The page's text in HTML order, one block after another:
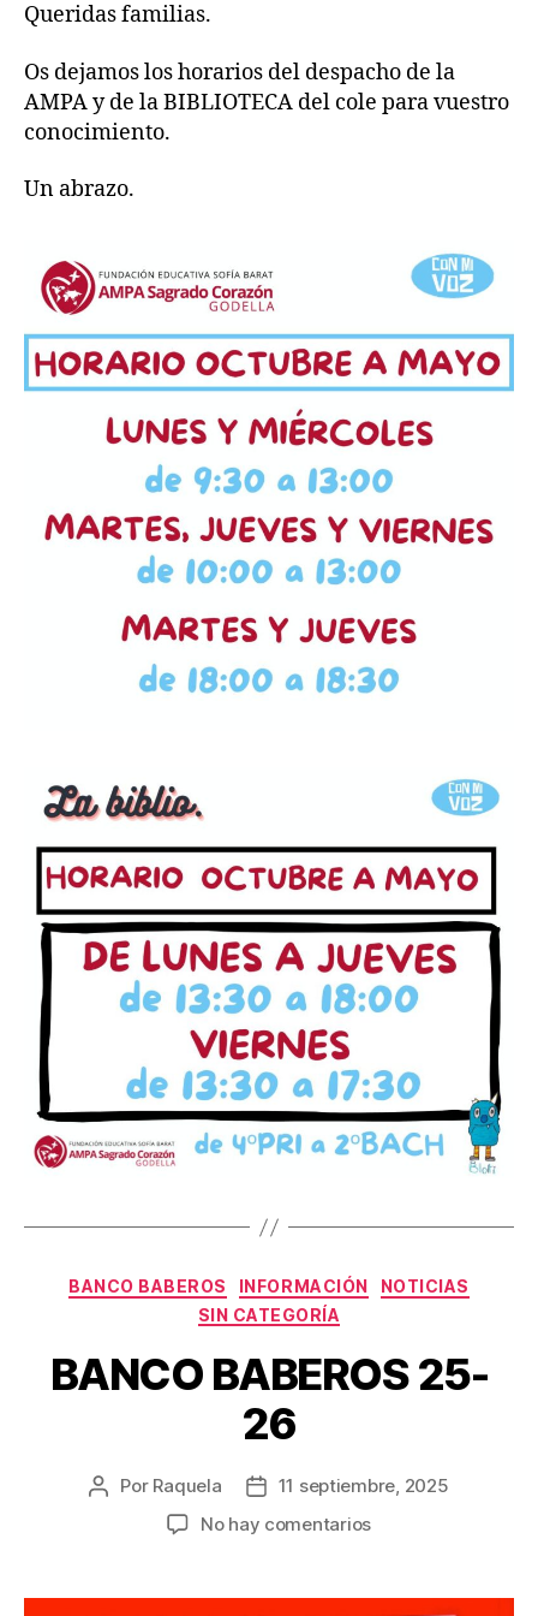
Queridas familias.
Os dejamos los horarios del despacho de la
AMPA y de la BIBLIOTECA del cole para vuestro
conocimiento.
Un abrazo.
Categorías
BANCO BABEROS INFORMACIÓN
NOTICIAS
SIN CATEGORÍA
BANCO BABEROS 25-
26
Autor
Por Raquela
Fecha
la
11 septiembre, 2025
No hay comentariosen
25-